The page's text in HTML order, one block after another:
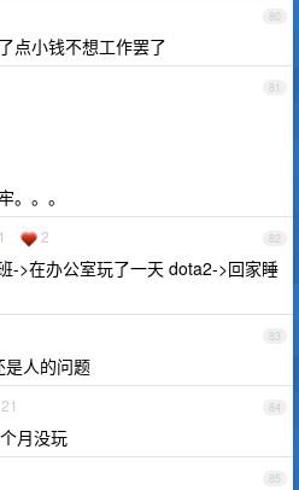
80
点小钱不想工作罢了
81
。。。
82
2
->在办公室玩了一天 dota2->回家睡
83
是人的问题
84
月没玩
85